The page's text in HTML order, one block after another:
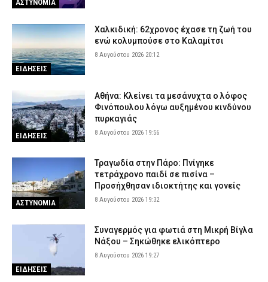
ΑΣΤΥΝΟΜΙΑ
ΕΙΔΗΣΕΙΣ
Χαλκιδική: 62χρονος έχασε τη ζωή του
ενώ κολυμπούσε στο Καλαμίτσι
8 Αυγούστου 2026 20:12
ΕΙΔΗΣΕΙΣ
Αθήνα: Κλείνει τα μεσάνυχτα ο λόφος
Φινόπουλου λόγω αυξημένου κινδύνου
πυρκαγιάς
8 Αυγούστου 2026 19:56
ΑΣΤΥΝΟΜΙΑ
Τραγωδία στην Πάρο: Πνίγηκε
τετράχρονο παιδί σε πισίνα –
Προσήχθησαν ιδιοκτήτης και γονείς
8 Αυγούστου 2026 19:32
ΕΙΔΗΣΕΙΣ
Συναγερμός για φωτιά στη Μικρή Βίγλα
Νάξου – Σηκώθηκε ελικόπτερο
8 Αυγούστου 2026 19:27